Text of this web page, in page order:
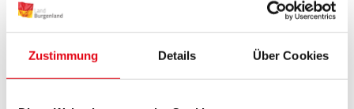
Zustimmung Details Über Cookies
August dieses Jahres sind dort bereits 199.438
Anrufe eingegangen – eine Zahl, die die enorme
Bedeutung und Arbeitsbelastung der Einrichtung
verdeutlicht. „Die LSZ ist das Herzstück unserer